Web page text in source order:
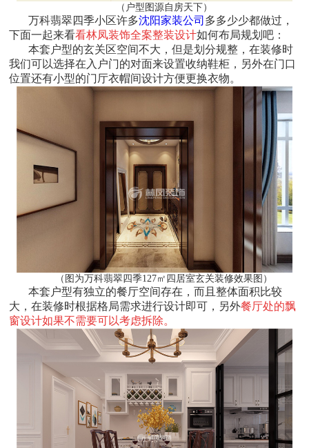
（户型图源自房天下）
万科翡翠四季小区许多沈阳家装公司 多多少少都做过，
下面一起来看看林凤装饰全案整装设计如何布局规划吧：
本套户型的玄关区空间不大，但是划分规整，在装修时
我们可以选择在入户门的对面来设置收纳鞋柜，另外在门口
位置还有小型的门厅衣帽间设计方便更换衣物。
（图为万科翡翠四季127㎡四居室玄关装修效果图）
本套户型有独立的餐厅空间存在，而且整体面积比较
大，在装修时根据格局需求进行设计即可，另外餐厅处的飘
窗设计如果不需要可以考虑拆除。